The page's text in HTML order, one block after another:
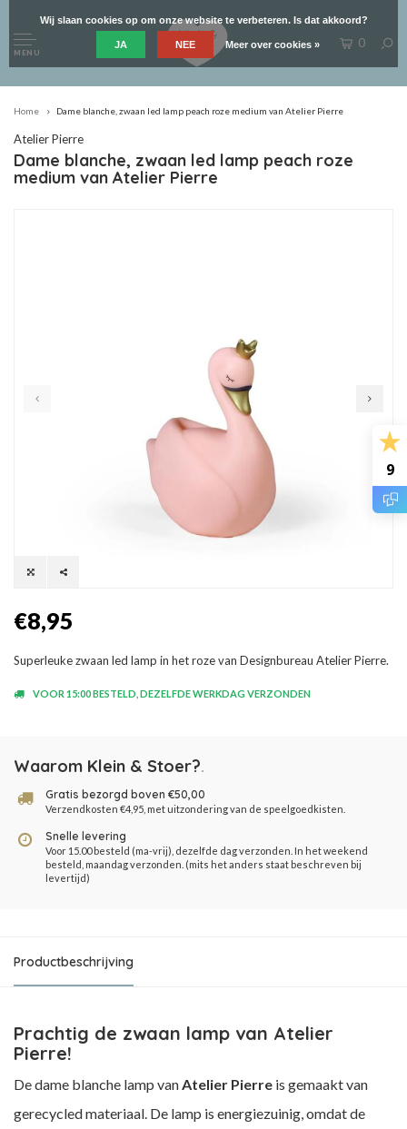
9
MENU
0
Home Dame blanche, zwaan led lamp peach roze medium van Atelier Pierre
Atelier Pierre
Dame blanche, zwaan led lamp peach roze
medium van Atelier Pierre
€8,95
Superleuke zwaan led lamp in het roze van Designbureau Atelier Pierre.
VOOR 15:00 BESTELD, DEZELFDE WERKDAG VERZONDEN
Waarom Klein & Stoer?.
Gratis bezorgd boven €50,00
Verzendkosten €4,95, met uitzondering van de speelgoedkisten.
Snelle levering
Voor 15.00 besteld (ma-vrij), dezelfde dag verzonden. In het weekend
besteld, maandag verzonden. (mits het anders staat beschreven bij
levertijd)
Productbeschrijving
Prachtig de zwaan lamp van Atelier
Pierre!
De dame blanche lamp vanAtelier Pierre is gemaakt van
gerecycled materiaal. De lamp is energiezuinig, omdat de
Wij slaan cookies op om onze website te verbeteren. Is dat akkoord?
JA NEE Meer over cookies »